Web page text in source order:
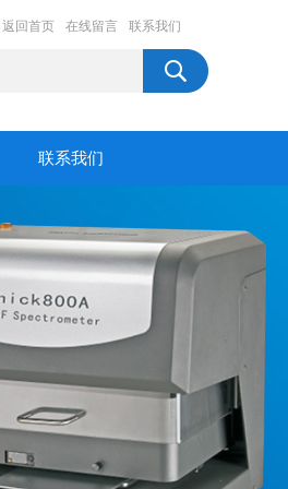
返回首页 在线留言 联系我们
联系我们